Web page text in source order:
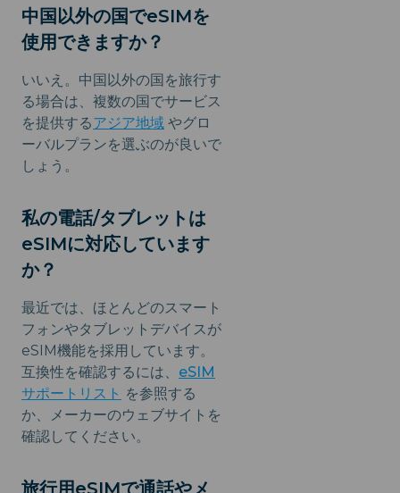
中国以外の国でeSIMを
使用できますか？
いいえ。中国以外の国を旅行す
る場合は、複数の国でサービス
を提供するアジア地域 やグロ
ーバルプランを選ぶのが良いで
しょう。
私の電話/タブレットは
eSIMに対応しています
か？
最近では、ほとんどのスマート
フォンやタブレットデバイスが
eSIM機能を採用しています。
互換性を確認するには、 eSIM
サポートリスト を参照する
か、メーカーのウェブサイトを
確認してください。
旅行用eSIMで通話やメ